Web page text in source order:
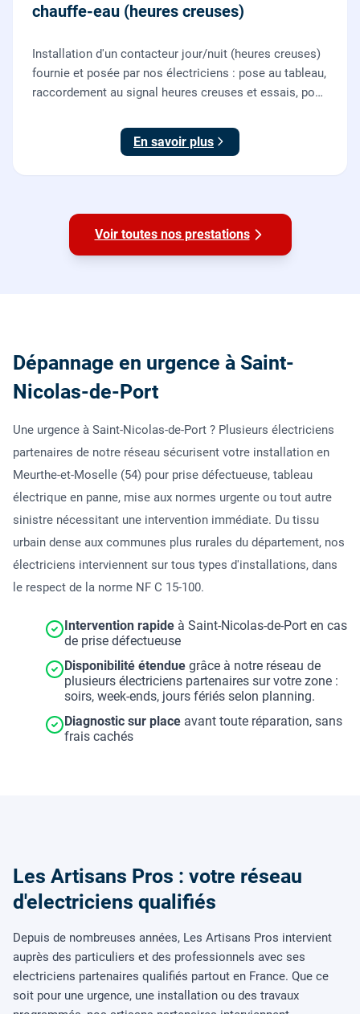
chauffe-eau (heures creuses)
Installation d'un contacteur jour/nuit (heures creuses)
fournie et posée par nos électriciens : pose au tableau,
raccordement au signal heures creuses et essais, pour
En savoir plus
Voir toutes nos prestations
Dépannage en urgence à Saint-
Nicolas-de-Port
Une urgence à Saint-Nicolas-de-Port ? Plusieurs électriciens
partenaires de notre réseau sécurisent votre installation en
Meurthe-et-Moselle (54) pour prise défectueuse, tableau
électrique en panne, mise aux normes urgente ou tout autre
sinistre nécessitant une intervention immédiate. Du tissu
urbain dense aux communes plus rurales du département, nos
électriciens interviennent sur tous types d'installations, dans
le respect de la norme NF C 15-100.
Intervention rapide à Saint-Nicolas-de-Port en cas
de prise défectueuse
Disponibilité étendue grâce à notre réseau de
plusieurs électriciens partenaires sur votre zone :
soirs, week-ends, jours fériés selon planning.
Diagnostic sur place avant toute réparation, sans
frais cachés
Les Artisans Pros : votre réseau
d'electriciens qualifiés
Depuis de nombreuses années, Les Artisans Pros intervient
auprès des particuliers et des professionnels avec ses
electriciens partenaires qualifiés partout en France. Que ce
soit pour une urgence, une installation ou des travaux